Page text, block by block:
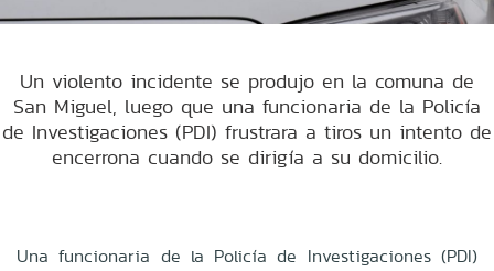
Un violento incidente se produjo en la comuna de
San Miguel, luego que una funcionaria de la Policía
de Investigaciones (PDI) frustrara a tiros un intento de
encerrona cuando se dirigía a su domicilio.
Una funcionaria de la Policía de Investigaciones (PDI)